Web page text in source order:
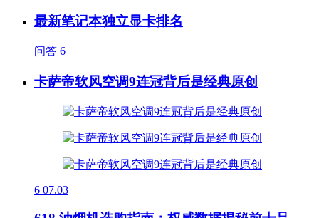
最新笔记本独立显卡排名
问答 6
卡萨帝软风空调9连冠背后是经典原创
6 07.03